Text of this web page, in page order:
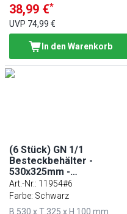
38,99 €*
UVP 74,99 €
In den Warenkorb
(6 Stück) GN 1/1
Besteckbehälter -
530x325mm -
Polypropylen - 4 Fächer
Art.-Nr.: 11954#6
Farbe: Schwarz
B 530 x T 325 x H 100 mm